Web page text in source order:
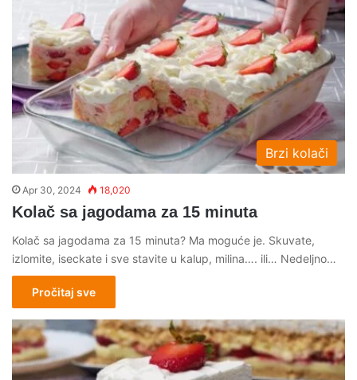
Brzi kolači
Apr 30, 2024 18,020
Kolač sa jagodama za 15 minuta
Kolač sa jagodama za 15 minuta? Ma moguće je. Skuvate,
izlomite, iseckate i sve stavite u kalup, milina…. ili… Nedeljno…
Pročitaj sve